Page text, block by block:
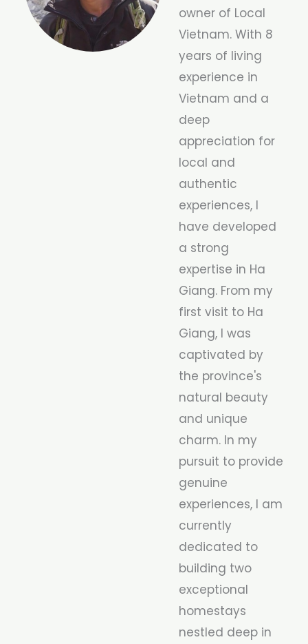
owner of Local
Vietnam. With 8
years of living
experience in
Vietnam and a
deep
appreciation for
local and
authentic
experiences, I
have developed
a strong
expertise in Ha
Giang. From my
first visit to Ha
Giang, I was
captivated by
the province's
natural beauty
and unique
charm. In my
pursuit to provide
genuine
experiences, I am
currently
dedicated to
building two
exceptional
homestays
nestled deep in